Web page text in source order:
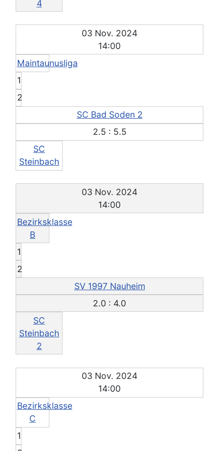
4
03 Nov. 2024
14:00
Maintaunusliga
1
2
SC Bad Soden 2
2.5 : 5.5
SC
Steinbach
03 Nov. 2024
14:00
Bezirksklasse
B
1
2
SV 1997 Nauheim
2.0 : 4.0
SC
Steinbach
2
03 Nov. 2024
14:00
Bezirksklasse
C
1